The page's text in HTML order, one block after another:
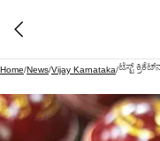
Home/News/Vijay Karnataka/